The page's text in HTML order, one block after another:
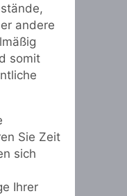
andere
somit
Sie Zeit
sich
Ihrer